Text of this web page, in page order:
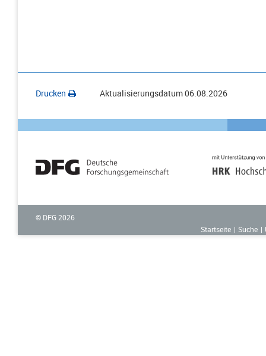
Drucken Aktualisierungsdatum06.08.2026
© DFG 2026
Startseite
Suche